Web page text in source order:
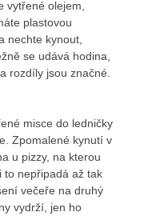
vytřené olejem,
plastovou
nechte kynout,
se udává hodina,
rozdíly jsou značné.
misce do ledničky
Zpomalené kynutí v
u pizzy, na kterou
to nepřipadá až tak
večeře na druhý
vydrží, jen ho